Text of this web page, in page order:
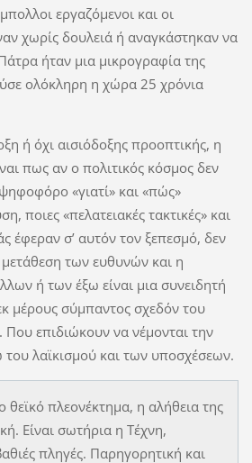
εργαζόμενοι και οι
χωρίς δουλειά ή αναγκάστηκαν να
ήταν μια μικρογραφία της
ολόκληρη η χώρα 25 χρόνια
ή όχι αισιόδοξης προοπτικής, η
πως αν ο πολιτικός κόσμος δεν
«γιατί» και «πώς»
ποιες «πελατειακές τακτικές» και
έφεραν σ’ αυτόν τον ξεπεσμό, δεν
των ευθυνών και η
ή των έξω είναι μια συνειδητή
μέρους σύμπαντος σχεδόν του
επιδιώκουν να νέμονται την
του λαϊκισμού και των υποσχέσεων.
θεϊκό πλεονέκτημα, η αλήθεια της
Είναι σωτήρια η Τέχνη,
πληγές. Παρηγορητική και